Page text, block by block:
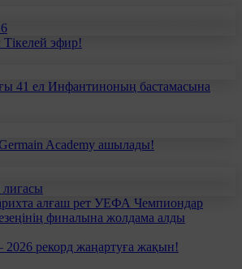
эфир!
41 ел Инфантиноның бастамасына
Academy ашылады!
алғаш рет УЕФА Чемпиондар
финалына жолдама алды
рекорд жаңартуға жақын!